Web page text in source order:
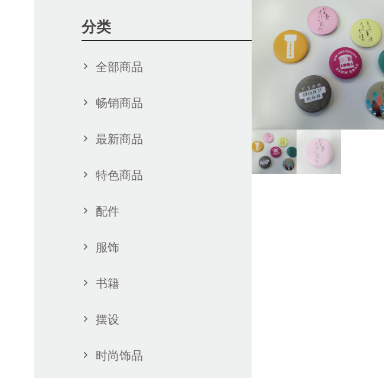
分类
全部商品
畅销商品
最新商品
特色商品
配件
服饰
书籍
摆设
时尚饰品